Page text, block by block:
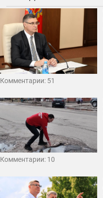
Комментарии: 51
Комментарии: 10